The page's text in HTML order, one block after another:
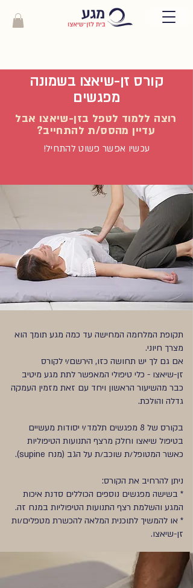
קורס זן-שיאצו בשמונה
מפגשים
רוצה ללמוד לטפל בזן-שיאצו אבל
עדיין מהסס/ת להתחייב?
עכשיו אפשר פשוט להתחיל!
תקופת המלחמה המחישה עד כמה מגע תומך הוא
מצרך חיוני.
אם גם לך יש תחושה כזו, הירשם/י לקורס
זן-שיאצו - כלי טיפולי המאפשר לתת מגע מיטיב
כבר מהשיעור הראשון ויחד עם זאת מזמין העמקה
גדלה והולכת.
בקורס של 8 מפגשים תלמד/י יסודות מעשיים
בטיפול שיאצו וחלק מרצף התנועות הטיפוליות
כאשר המטופל/ת שוכב/ת על הגב (מנח supine).
ניתן להרחיב את הקורס:
* בשישה מפגשים נוספים הכוללים סדנת איכות
המגע והשלמת רצף התנועות הטיפוליות במנח זה.
* או להמשיך לתוכנית המלאה להכשרת מטפלים/ות
זן-שיאצו.